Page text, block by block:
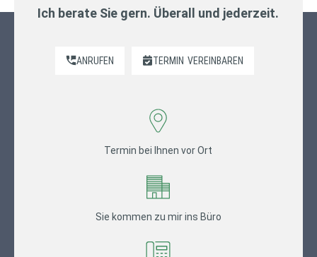
Ich berate Sie gern. Überall und jederzeit.
ANRUFEN TERMIN VEREINBAREN
Termin bei Ihnen vor Ort
Sie kommen zu mir ins Büro